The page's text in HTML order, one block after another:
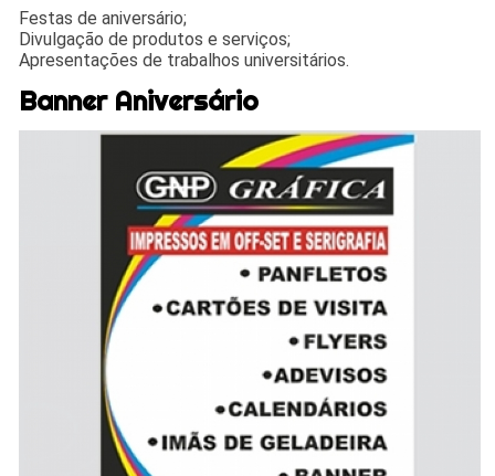
Festas de aniversário;
Divulgação de produtos e serviços;
Apresentações de trabalhos universitários.
Banner Aniversário